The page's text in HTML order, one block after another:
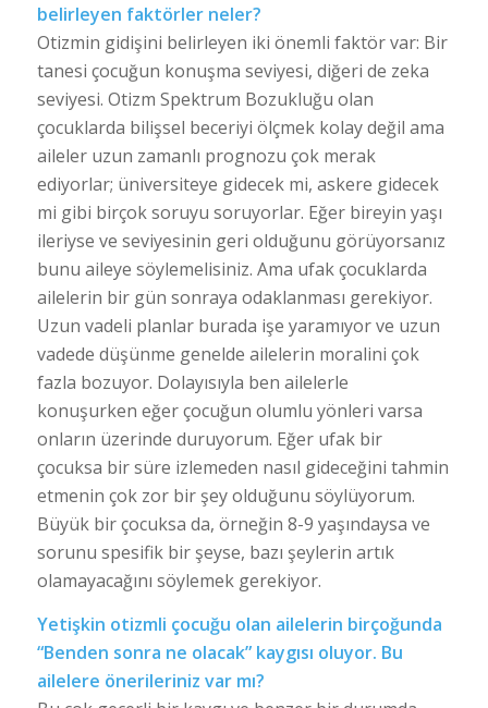
belirleyen faktörler neler?
Otizmin gidişini belirleyen iki önemli faktör var: Bir
tanesi çocuğun konuşma seviyesi, diğeri de zeka
seviyesi. Otizm Spektrum Bozukluğu olan
çocuklarda bilişsel beceriyi ölçmek kolay değil ama
aileler uzun zamanlı prognozu çok merak
ediyorlar; üniversiteye gidecek mi, askere gidecek
mi gibi birçok soruyu soruyorlar. Eğer bireyin yaşı
ileriyse ve seviyesinin geri olduğunu görüyorsanız
bunu aileye söylemelisiniz. Ama ufak çocuklarda
ailelerin bir gün sonraya odaklanması gerekiyor.
Uzun vadeli planlar burada işe yaramıyor ve uzun
vadede düşünme genelde ailelerin moralini çok
fazla bozuyor. Dolayısıyla ben ailelerle
konuşurken eğer çocuğun olumlu yönleri varsa
onların üzerinde duruyorum. Eğer ufak bir
çocuksa bir süre izlemeden nasıl gideceğini tahmin
etmenin çok zor bir şey olduğunu söylüyorum.
Büyük bir çocuksa da, örneğin 8-9 yaşındaysa ve
sorunu spesifik bir şeyse, bazı şeylerin artık
olamayacağını söylemek gerekiyor.
Yetişkin otizmli çocuğu olan ailelerin birçoğunda
“Benden sonra ne olacak” kaygısı oluyor. Bu
ailelere önerileriniz var mı?